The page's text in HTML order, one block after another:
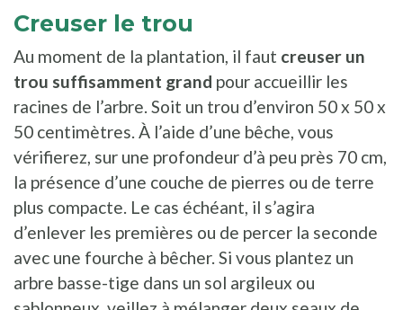
Creuser le trou
Au moment de la plantation, il faut creuser un
trou suffisamment grand pour accueillir les
racines de l’arbre. Soit un trou d’environ 50 x 50 x
50 centimètres. À l’aide d’une bêche, vous
vérifierez, sur une profondeur d’à peu près 70 cm,
la présence d’une couche de pierres ou de terre
plus compacte. Le cas échéant, il s’agira
d’enlever les premières ou de percer la seconde
avec une fourche à bêcher. Si vous plantez un
arbre basse-tige dans un sol argileux ou